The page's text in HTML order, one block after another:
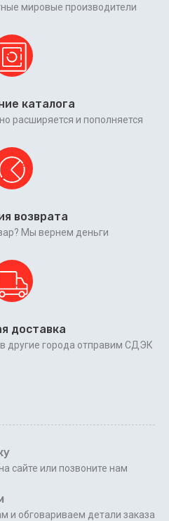
мировые производители
каталога
расширяется и пополняется
возврата
Мы вернем деньги
доставка
другие города отправим СДЭК
сайте или позвоните нам
и обговариваем детали заказа